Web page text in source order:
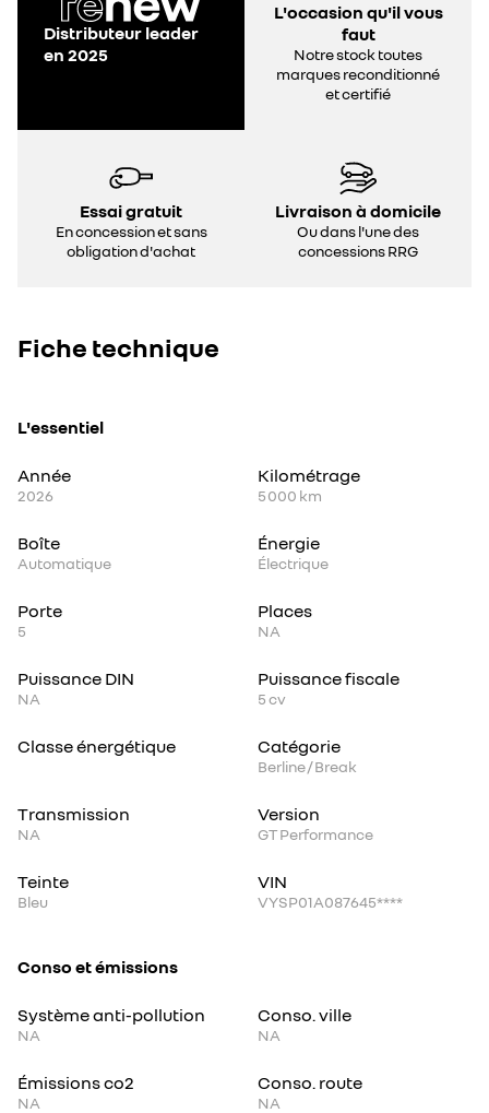
Distributeur leader
en 2025
L'occasion qu'il vous
faut
Notre stock toutes
marques reconditionné
et certifié
Essai gratuit
En concession et sans
obligation d'achat
Livraison à domicile
Ou dans l'une des
concessions RRG
Fiche technique
L'essentiel
Année
2026
Kilométrage
5 000 km
Boîte
Automatique
Énergie
Électrique
Porte
5
Places
NA
Puissance DIN
NA
Puissance fiscale
5cv
Classe énergétique Catégorie
Berline / Break
Transmission
NA
Version
GT Performance
Teinte
Bleu
VIN
VYSP01A087645****
Conso et émissions
Système anti-pollution
NA
Conso. ville
NA
Émissions co2
NA
Conso. route
NA